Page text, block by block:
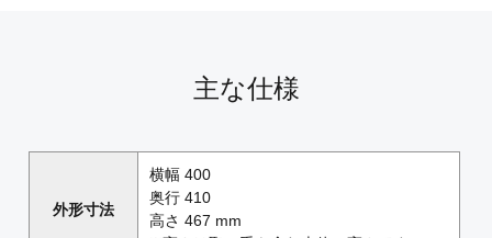
主な仕様
外形寸法
横幅 400
奥行 410
高さ 467 mm